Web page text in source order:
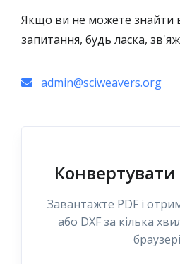
Якщо ви не можете знайти
запитання, будь ласка,
admin@sciweavers.org
Конвертувати
Завантажте PDF і
або DXF за кілька